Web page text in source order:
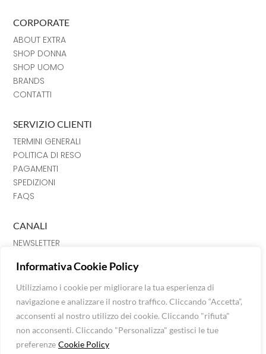
Informativa Cookie Policy
Utilizziamo i cookie per migliorare la tua esperienza di
navigazione e analizzare il nostro traffico. Cliccando “Accetta”,
acconsenti al nostro utilizzo dei cookie. Cliccando "rifiuta"
non acconsenti. Cliccando "Personalizza" gestisci le tue
preferenze Cookie Policy
CORPORATE
ABOUT EXTRA
SHOP DONNA
SHOP UOMO
BRANDS
CONTATTI
SERVIZIO CLIENTI
TERMINI GENERALI
POLITICA DI RESO
PAGAMENTI
SPEDIZIONI
FAQS
CANALI
NEWSLETTER
FACEBOOK
CHAT
Luna Srl © Extra Fashion Stores 2026
Via Mazzini n. 120, C. Fiorentino, 52043 (AR)
P.I: 01624850515 -info@extrafashionstores.com